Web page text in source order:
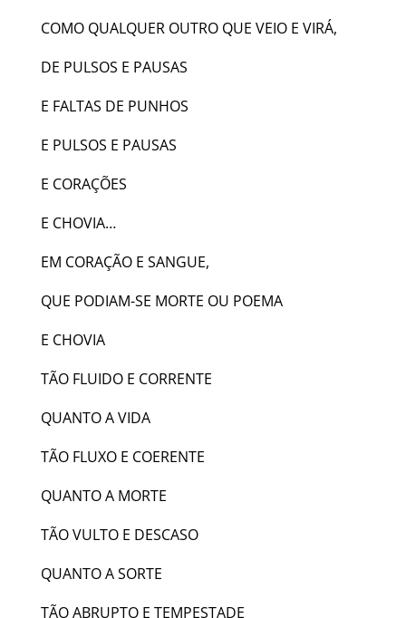
COMO QUALQUER OUTRO QUE VEIO E VIRÁ,
DE PULSOS E PAUSAS
E FALTAS DE PUNHOS
E PULSOS E PAUSAS
E CORAÇÕES
E CHOVIA…
EM CORAÇÃO E SANGUE,
QUE PODIAM-SE MORTE OU POEMA
E CHOVIA
TÃO FLUIDO E CORRENTE
QUANTO A VIDA
TÃO FLUXO E COERENTE
QUANTO A MORTE
TÃO VULTO E DESCASO
QUANTO A SORTE
TÃO ABRUPTO E TEMPESTADE